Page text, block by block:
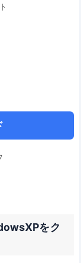
をク